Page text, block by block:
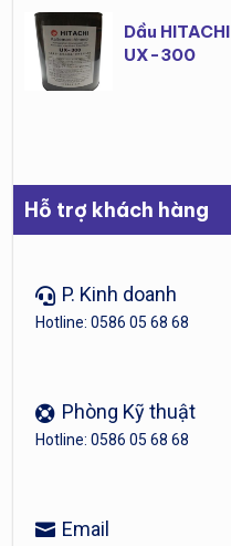
Dầu HITACHI
UX-300
Hỗ trợ khách hàng
P. Kinh doanh
Hotline: 0586 05 68 68
Phòng Kỹ thuật
Hotline: 0586 05 68 68
Email